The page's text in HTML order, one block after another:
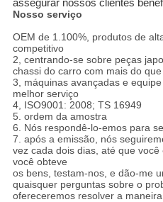
Nosso serviço
OEM de 1.100%, produtos de
competitivo
2, centrando-se sobre peças
chassi do carro com mais do
3, máquinas avançadas e
melhor serviço
4, ISO9001: 2008; TS 16949
5. ordem da amostra
6. Nós respondê-lo-emos para
7. após a emissão, nós
vez cada dois dias, até que
você obteve
os bens, testam-nos, e dão-me
quaisquer perguntas sobre o
ofereceremos resolver a maneira